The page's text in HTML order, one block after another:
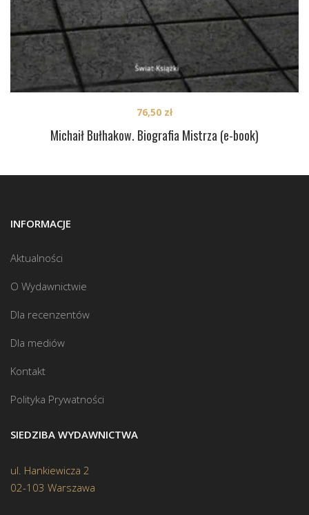
Michaił Bułhakow. Biografia Mistrza (e-book)
76,50 zł
INFORMACJE
Aktualności
O Wydawnictwie
Dla recenzentów
Dla mediów
Kontakt
Polityka Prywatności
SIEDZIBA WYDAWNICTWA
ul. Hankiewicza 2
02-103 Warszawa